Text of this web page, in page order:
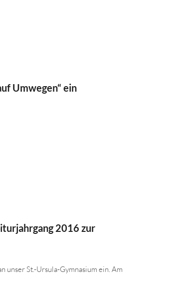
Umwegen“ ein
2016 zur
St.-Ursula-Gymnasium ein. Am